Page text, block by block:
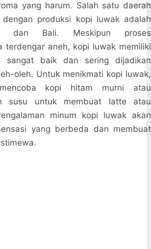
yang harum. Salah satu daerah
produksi kopi luwak adalah
dan Bali. Meskipun proses
terdengar aneh, kopi luwak memiliki
sangat baik dan sering dijadikan
oleh. Untuk menikmati kopi luwak,
kopi hitam murni atau
susu untuk membuat latte atau
minum kopi luwak akan
yang berbeda dan membuat